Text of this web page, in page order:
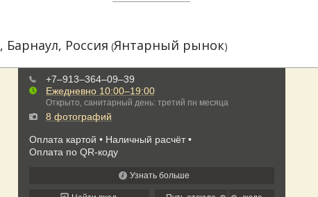
, Барнаул, Россия (Янтарный рынок)